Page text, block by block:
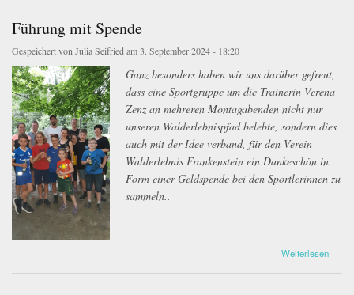
Führung mit Spende
Gespeichert von Julia Seifried am 3. September 2024 - 18:20
20240715_2046222.jpgGanz besonders haben wir uns darüber gefreut,
dass eine Sportgruppe um die Trainerin Verena
Zenz an mehreren Montagabenden nicht nur
unseren Walderlebnispfad belebte, sondern dies
auch mit der Idee verband, für den Verein
Walderlebnis Frankenstein ein Dankeschön in
Form einer Geldspende bei den Sportlerinnen zu
sammeln..
Weiterlesen